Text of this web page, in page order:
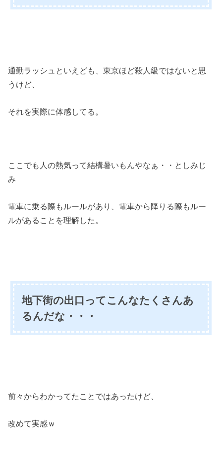
通勤ラッシュといえども、東京ほど殺人級ではないと思
うけど、
それを実際に体感してる。
ここでも人の熱気って結構暑いもんやなぁ・・としみじ
み
電車に乗る際もルールがあり、電車から降りる際もルー
ルがあることを理解した。
地下街の出口ってこんなたくさんあ
るんだな・・・
前々からわかってたことではあったけど、
改めて実感ｗ